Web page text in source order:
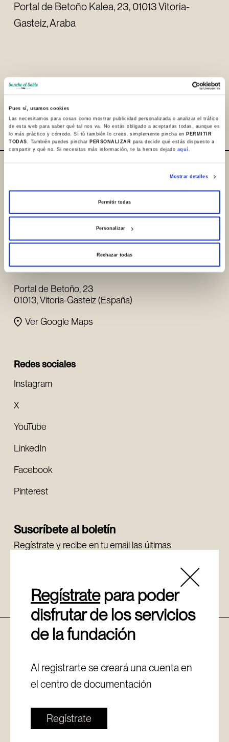
Pues sí, usamos cookies
Las necesitamos para cosas como mostrar publicidad personalizada o analizar el tráfico
de esta web para saber qué tal nos va. No estás obligado a aceptarlas todas, aunque es
lo más práctico y cómodo. Sí tú también lo crees, simplemente pincha enPERMITIR
TODAS . También puedes pincharPERSONALIZAR para decidir qué estás dispuesto a
compartir y qué no. Si necesitas más información, te la hemos dejado aquí.
Mostrar detalles
Permitir todas
Personalizar
Rechazar todas
Portal de Betoño Kalea, 23, 01013 Vitoria-
Gasteiz, Araba
Regístratepara poder
disfrutar de los servicios
de la fundación
Al registrarte se creará una cuenta en
el centro de documentación
Regístrate
+34 945 253932
+34 945 250983
info@sanchoelsabio.eus
Portal de Betoño, 23
01013, Vitoria-Gasteiz (España)
Ver Google Maps
Redes sociales
Instagram
X
YouTube
LinkedIn
Facebook
Pinterest
Suscríbete al boletín
Regístrate y recibe en tu email las últimas
Política de cookies
Política de privacidad
© Copyright - Fundación Sancho el Sabio Vital Fundazioa